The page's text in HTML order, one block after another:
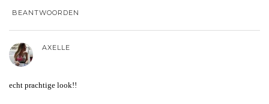
BEANTWOORDEN
AXELLE
echt prachtige look!!